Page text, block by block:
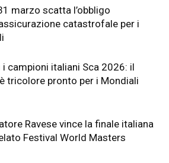
marzo scatta l’obbligo
catastrofale per i
i campioni italiani Sca 2026: il
tricolore pronto per i Mondiali
Ravese vince la finale italiana
Festival World Masters